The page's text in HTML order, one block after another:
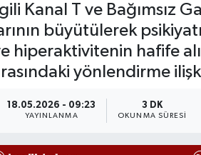
Kanal T ve Bağımsız
büyütülerek
hiperaktivitenin hafife
yönlendirme
18.05.2026 - 09:23
YAYINLANMA
3 DK
OKUNMA SÜRESI